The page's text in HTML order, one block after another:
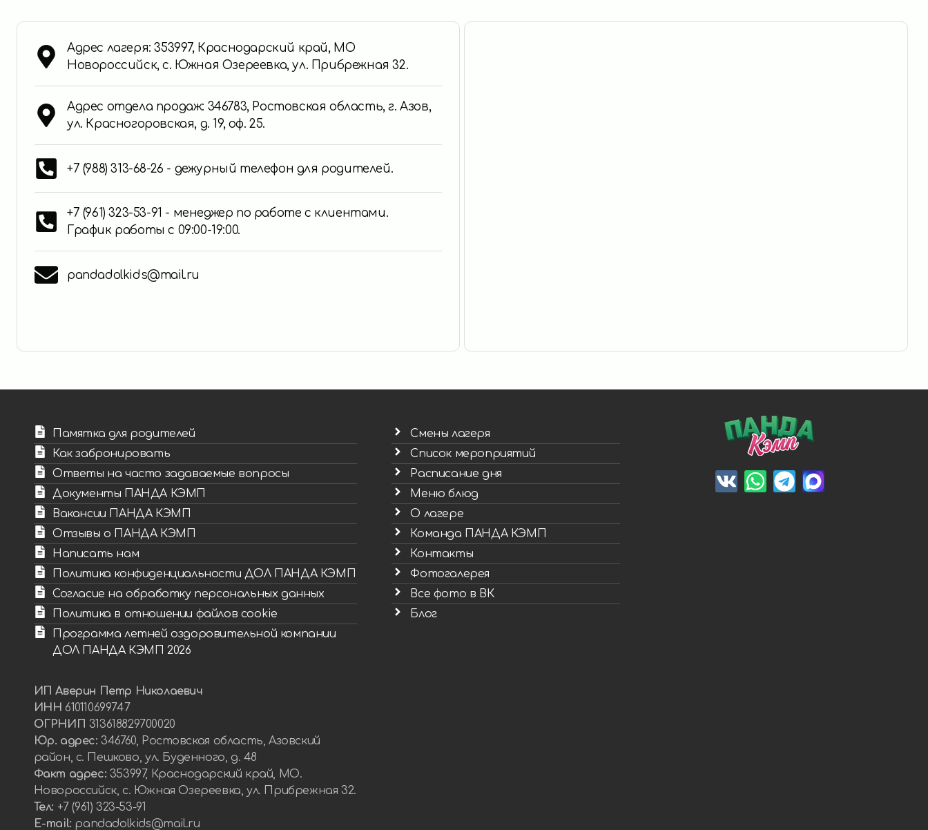
Адрес лагеря: 353997, Краснодарский край, МО
Новороссийск, с. Южная Озереевка, ул. Прибрежная 32.
Адрес отдела продаж: 346783, Ростовская область, г. Азов,
ул. Красногоровская, д. 19, оф. 25.
+7 (988) 313-68-26 - дежурный телефон для родителей.
+7 (961) 323-53-91 - менеджер по работе с клиентами.
График работы с 09:00-19:00.
pandadolkids@mail.ru
Памятка для родителей
Как забронировать
Ответы на часто задаваемые вопросы
Документы ПАНДА КЭМП
Вакансии ПАНДА КЭМП
Отзывы о ПАНДА КЭМП
Написать нам
Политика конфиденциальности ДОЛ ПАНДА КЭМП
Согласие на обработку персональных данных
Политика в отношении файлов cookie
Программа летней оздоровительной компании
ДОЛ ПАНДА КЭМП 2026
ИП Аверин Петр Николаевич
ИНН 610110699747
ОГРНИП 313618829700020
Юр. адрес: 346760, Ростовская область, Азовский
район, с. Пешково, ул. Буденного, д. 48
Факт адрес: 353997, Краснодарский край, МО.
Новороссийск, с. Южная Озереевка, ул. Прибрежная 32.
Тел: +7 (961) 323-53-91
E-mail: pandadolkids@mail.ru
Смены лагеря
Список мероприятий
Расписание дня
Меню блюд
О лагере
Команда ПАНДА КЭМП
Контакты
Фотогалерея
Все фото в ВК
Блог